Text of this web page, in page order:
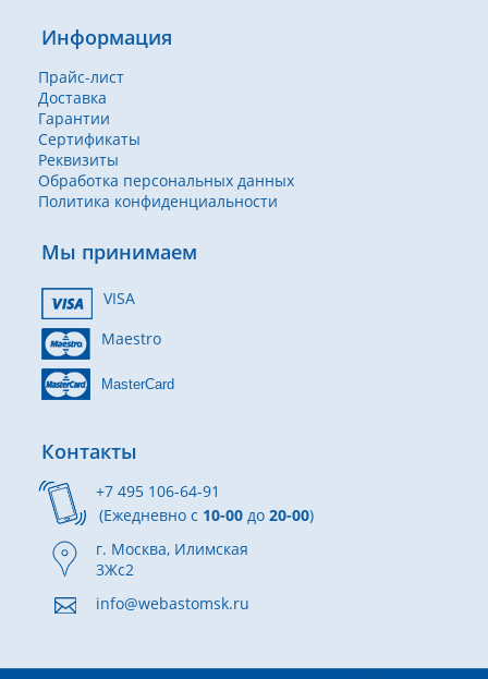
Информация
Прайс-лист
Доставка
Гарантии
Сертификаты
Реквизиты
Обработка персональных данных
Политика конфиденциальности
Мы принимаем
VISA
Maestro
MasterCard
Контакты
+7 495 106-64-91
(Ежедневно с 10-00 до 20-00)
г. Москва, Илимская
3Жс2
info@webastomsk.ru